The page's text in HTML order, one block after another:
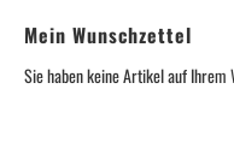
Mein Wunschzettel
Sie haben keine Artikel auf Ihrem